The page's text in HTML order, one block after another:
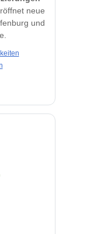
neue
und